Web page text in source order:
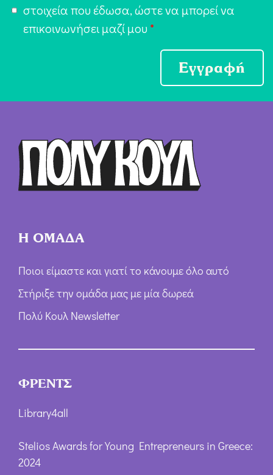
π
ή
στοιχεία που έδωσα, ώστε να μπορεί να
επικοινωνήσει μαζί μου *
Εγγραφή
Η ΟΜΑΔΑ
Ποιοι είμαστε και γιατί το κάνουμε όλο αυτό
Στήριξε την ομάδα μας με μία δωρεά
Πολύ Κουλ Newsletter
ΦΡΕΝΤΣ
Library4all
Stelios Awards for Young Entrepreneurs in Greece:
2024